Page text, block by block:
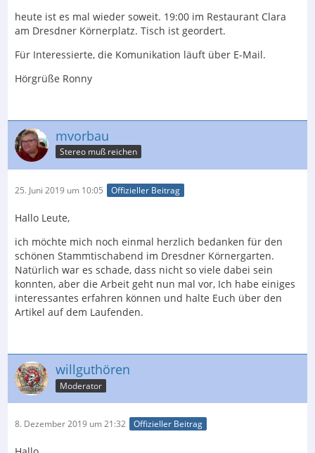
heute ist es mal wieder soweit. 19:00 im Restaurant Clara
am Dresdner Körnerplatz. Tisch ist geordert.
Für Interessierte, die Komunikation läuft über E-Mail.
Hörgrüße Ronny
mvorbau
Stereo muß reichen
25. Juni 2019 um 10:05 Offizieller Beitrag
Hallo Leute,
ich möchte mich noch einmal herzlich bedanken für den
schönen Stammtischabend im Dresdner Körnergarten.
Natürlich war es schade, dass nicht so viele dabei sein
konnten, aber die Arbeit geht nun mal vor, Ich habe einiges
interessantes erfahren können und halte Euch über den
Artikel auf dem Laufenden.
willguthören
Moderator
8. Dezember 2019 um 21:32 Offizieller Beitrag